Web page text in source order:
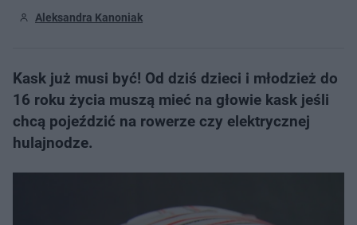
Aleksandra Kanoniak
Kask już musi być! Od dziś dzieci i młodzież do
16 roku życia muszą mieć na głowie kask jeśli
chcą pojeździć na rowerze czy elektrycznej
hulajnodze.